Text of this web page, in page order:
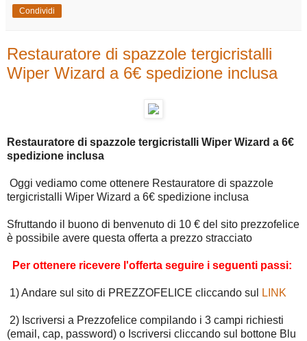
Condividi
Restauratore di spazzole tergicristalli
Wiper Wizard a 6€ spedizione inclusa
Restauratore di spazzole tergicristalli Wiper Wizard a 6€
spedizione inclusa
Oggi vediamo come ottenere Restauratore di spazzole
tergicristalli Wiper Wizard a 6€ spedizione inclusa
Sfruttando il buono di benvenuto di 10 € del sito prezzofelice
è possibile avere questa offerta a prezzo stracciato
Per ottenere ricevere l'offerta seguire i seguenti passi:
1) Andare sul sito di PREZZOFELICE cliccando sul LINK
2) Iscriversi a Prezzofelice compilando i 3 campi richiesti
(email, cap, password) o Iscriversi cliccando sul bottone Blu